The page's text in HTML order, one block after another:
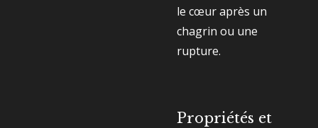
le cœur après un
chagrin ou une
rupture.
Propriétés et